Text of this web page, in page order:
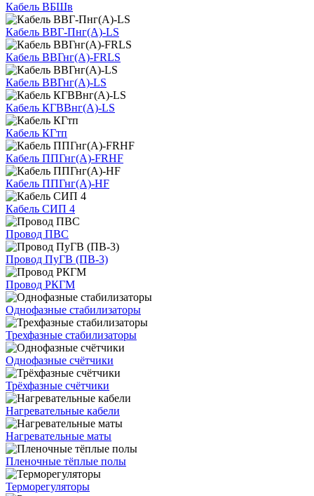
Кабель ВБШв
Кабель ВВГ-Пнг(А)-LS
Кабель ВВГнг(А)-FRLS
Кабель ВВГнг(А)-LS
Кабель КГВВнг(А)-LS
Кабель КГтп
Кабель ППГнг(А)-FRHF
Кабель ППГнг(А)-HF
Кабель СИП 4
Провод ПВС
Провод ПуГВ (ПВ-3)
Провод РКГМ
Однофазные стабилизаторы
Трехфазные стабилизаторы
Однофазные счётчики
Трёхфазные счётчики
Нагревательные кабели
Нагревательные маты
Пленочные тёплые полы
Терморегуляторы